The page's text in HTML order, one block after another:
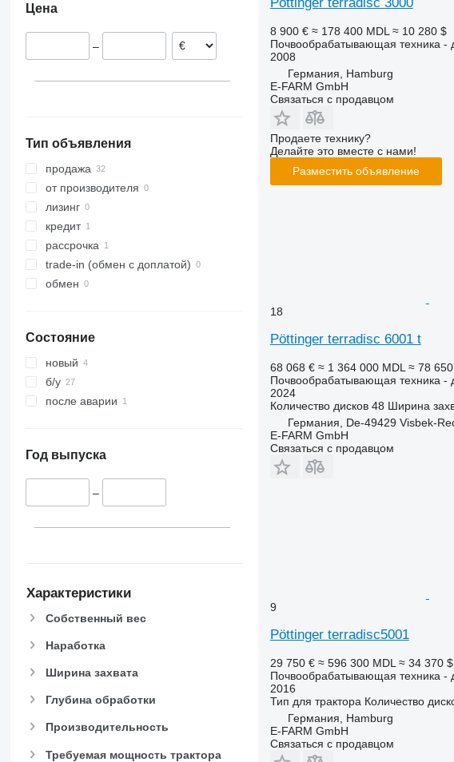
VariOpal
VariTansanit
Литва
Венгрия
Цена
–
Тип объявления
продажа
от производителя
лизинг
кредит
рассрочка
trade-in (обмен с доплатой)
обмен
Состояние
новый
б/у
после аварии
Год выпуска
–
Характеристики
Собственный вес
Наработка
Ширина захвата
Глубина обработки
Производительность
Требуемая мощность трактора
8 900 € ≈ 178 400 MDL ≈ 10 280 $
Почвообрабатывающая техника -
2008
Германия, Hamburg
E-FARM GmbH
Связаться с продавцом
Продаете технику?
Делайте это вместе с нами!
Разместить объявление
18
Pöttinger terradisc 6001 t
68 068 € ≈ 1 364 000 MDL ≈ 78
Почвообрабатывающая техника -
2024
Количество дисков 48 Ширина
Германия, De-49429 Visbek-
E-FARM GmbH
Связаться с продавцом
9
Pöttinger terradisc5001
29 750 € ≈ 596 300 MDL ≈ 34 370 $
Почвообрабатывающая техника -
2016
Тип для трактора Количество
Германия, Hamburg
E-FARM GmbH
Связаться с продавцом